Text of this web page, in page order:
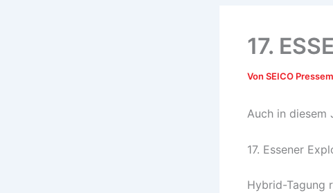
17.
Von SEICO
Auch in diesem
17. Essener
Hybrid-Tagung